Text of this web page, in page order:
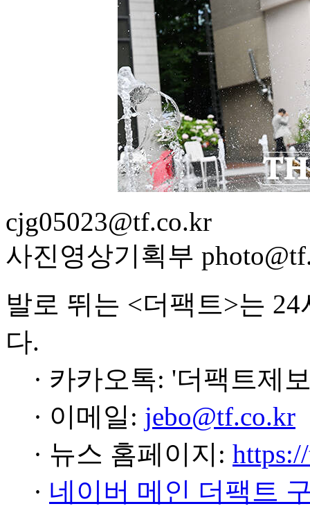
cjg05023@tf.co.kr
사진영상기획부
발로 뛰는 <더팩트>는
다.
· 카카오톡: '더팩트제
· 이메일: jebo@tf.co.kr
· 뉴스 홈페이지:
· 네이버 메인 더팩트